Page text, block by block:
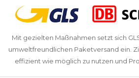
Mit gezielten Maßnahmen setzt sich
umweltfreundlichen Paketversand ein.
effizient wie möglich zu nutzen und